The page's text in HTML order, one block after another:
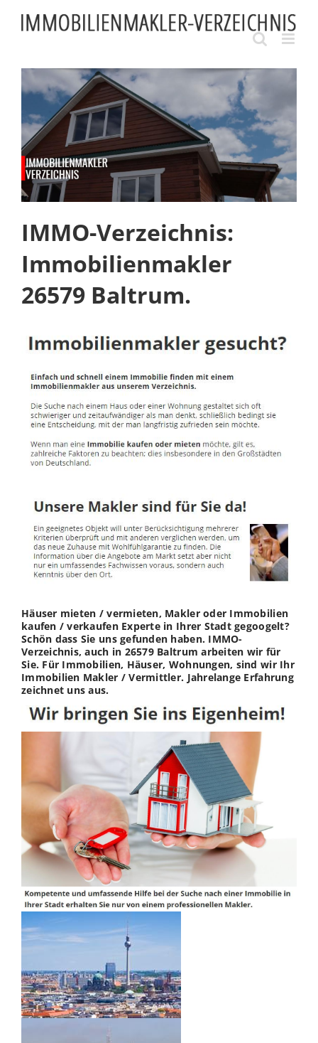
content
IMMO-Verzeichnis:
Immobilienmakler
26579 Baltrum.
Häuser mieten / vermieten, Makler oder Immobilien
kaufen / verkaufen Experte in Ihrer Stadt gegoogelt?
Schön dass Sie uns gefunden haben. IMMO-
Verzeichnis, auch in 26579 Baltrum arbeiten wir für
Sie. Für Immobilien, Häuser, Wohnungen, sind wir Ihr
Immobilien Makler / Vermittler. Jahrelange Erfahrung
zeichnet uns aus.